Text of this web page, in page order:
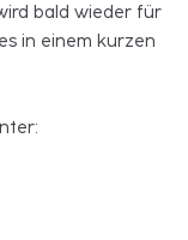
bald wieder für
in einem kurzen